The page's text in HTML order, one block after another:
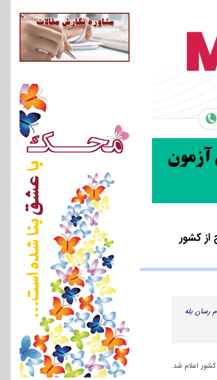
کشور
رسان بله
اعلام شد.